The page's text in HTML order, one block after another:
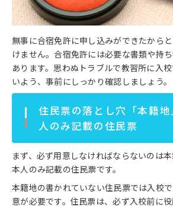
無事に合宿免許に申し込みができたから
けません。合宿免許には必要な書類や持
あります。思わぬトラブルで教習所に入
いよう、事前にしっかり確認しましょう。
住民票の落とし穴「本籍
人のみ記載の住民票
まず、必ず用意しなければならないのは
本人のみ記載の住民票です。
本籍地の書かれていない住民票では入校
意が必要です。住民票は、必ず入校前に